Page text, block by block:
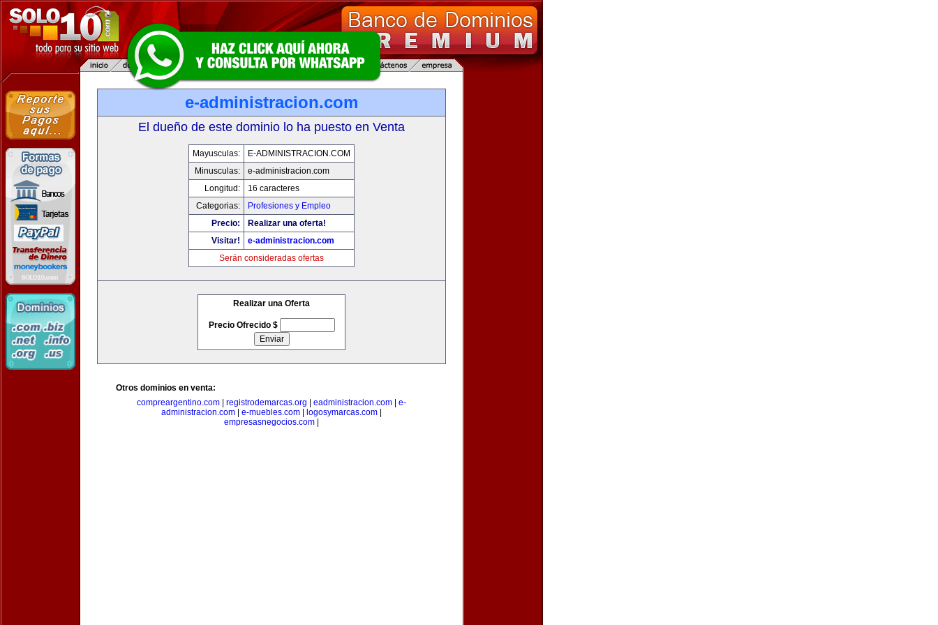
e-administracion.com
El dueño de este dominio lo ha puesto en Venta
Mayusculas:
E-ADMINISTRACION.COM
Minusculas:
e-administracion.com
Longitud:
16 caracteres
Categorias:
Profesiones y Empleo
Precio:
Realizar una oferta!
Visitar!
e-administracion.com
Serán consideradas ofertas
Realizar una Oferta
Precio Ofrecido $
Otros dominios en venta:
compreargentino.com
registrodemarcas.org eadministracion.com
e-
administracion.com
e-muebles.com logosymarcas.com
empresasnegocios.com